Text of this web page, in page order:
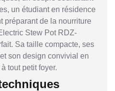
un étudiant en résidence
préparant de la nourriture
Stew Pot RDZ-
Sa taille compacte, ses
son design convivial en
tout petit foyer.